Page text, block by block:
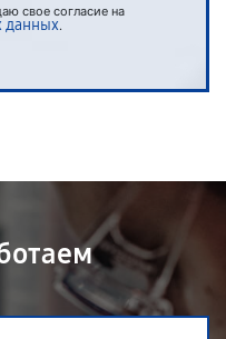
свое согласие на
данных.